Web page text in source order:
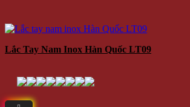
Lắc Tay Nam Inox Hàn Quốc LT09